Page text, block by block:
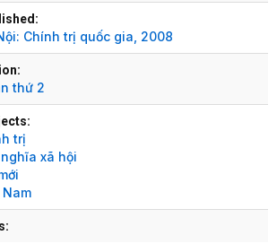
Chính trị quốc gia, 2008
thứ 2
trị
xã hội